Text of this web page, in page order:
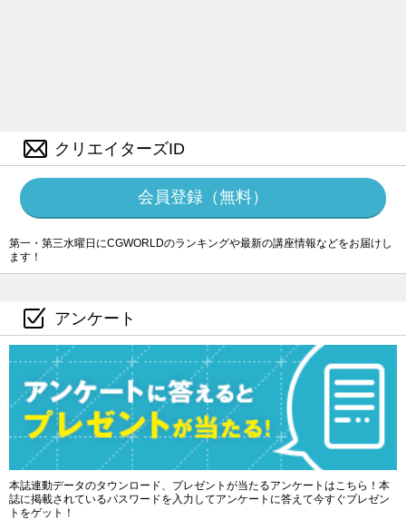
クリエイターズID
会員登録（無料）
第一・第三水曜日にCGWORLDのランキングや最新の講座情報などをお届けし
ます！
アンケート
本誌連動データのタウンロード、プレゼントが当たるアンケートはこちら！本
誌に掲載されているパスワードを入力してアンケートに答えて今すぐプレゼン
トをゲット！